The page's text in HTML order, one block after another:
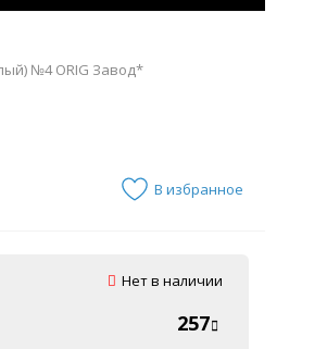
№4 ORIG Завод*
В избранное
Нет в наличии
257